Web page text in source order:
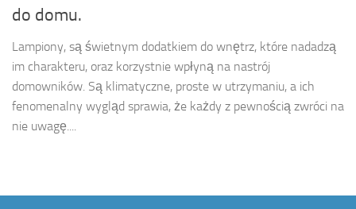
do domu.
Lampiony, są świetnym dodatkiem do wnętrz, które nadadzą
im charakteru, oraz korzystnie wpłyną na nastrój
domowników. Są klimatyczne, proste w utrzymaniu, a ich
fenomenalny wygląd sprawia, że każdy z pewnością zwróci na
nie uwagę....